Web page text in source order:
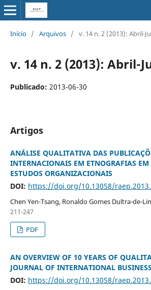
Início / Arquivos / v. 14 n. 2 (2013): Abril-
v. 14 n. 2 (2013): Abril-
Publicado: 2013-06-30
Artigos
ANÁLISE QUALITATIVA DAS
INTERNACIONAIS EM ETNOGRAFIAS
ESTUDOS ORGANIZACIONAIS
DOI: https://doi.org/10.13058/
Chen Yen-Tsang, Ronaldo Gomes Dultra-de-
211-247
PDF
AN OVERVIEW OF 10 YEARS OF
JOURNAL OF INTERNATIONAL
DOI: https://doi.org/10.13058/